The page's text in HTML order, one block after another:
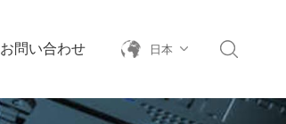
お問い合わせ 日本